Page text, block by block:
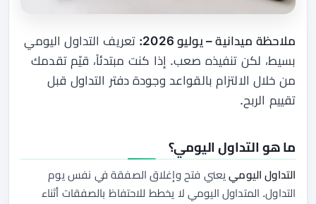
ملاحظة ميدانية – يوليو 2026:
تعريف التداول اليومي
بسيط، لكن تنفيذه صعب. إذا كنت مبتدئاً، قيّم تقدمك
من خلال الالتزام بالقواعد وجودة دفتر التداول قبل
تقييم الربح.
ما هو التداول اليومي؟
التداول اليومييعني فتح وإغلاق الصفقة في نفس يوم
التداول. المتداول اليومي لا يخطط للاحتفاظ بالصفقات أثناء